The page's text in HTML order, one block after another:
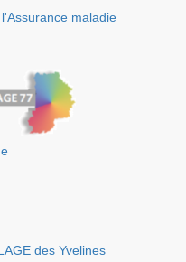
maladie
des Yvelines